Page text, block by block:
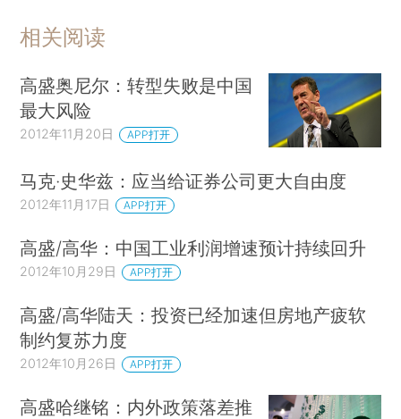
相关阅读
高盛奥尼尔：转型失败是中国
最大风险
2012年11月20日 APP打开
马克·史华兹：应当给证券公司更大自由度
2012年11月17日 APP打开
高盛/高华：中国工业利润增速预计持续回升
2012年10月29日 APP打开
高盛/高华陆天：投资已经加速但房地产疲软
制约复苏力度
2012年10月26日 APP打开
高盛哈继铭：内外政策落差推